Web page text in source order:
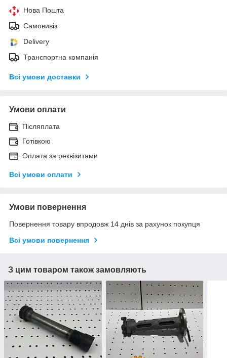
Нова Пошта
Самовивіз
Delivery
Транспортна компанія
Всі умови доставки
Умови оплати
Післяплата
Готівкою
Оплата за реквізитами
Всі умови оплати
Умови повернення
Повернення товару впродовж 14 днів за рахунок покупця
Всі умови повернення
З цим товаром також замовляють